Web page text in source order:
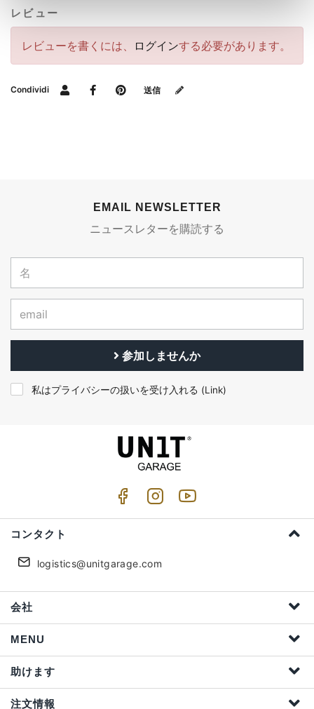
レビュー
レビューを書くには、 ログインする必要があります。
Condividi 送信
EMAIL NEWSLETTER
ニュースレターを購読する
参加しませんか
私はプライバシーの扱いを受け入れる (Link)
コンタクト
logistics@unitgarage.com
会社
MENU
助けます
注文情報